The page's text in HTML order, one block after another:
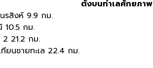
ตั้งบนทำเลศักยภาพ
รสิงห์ 9.9 กม.
กม.
2 21.2 กม.
ยนชายทะเล 22.4 กม.